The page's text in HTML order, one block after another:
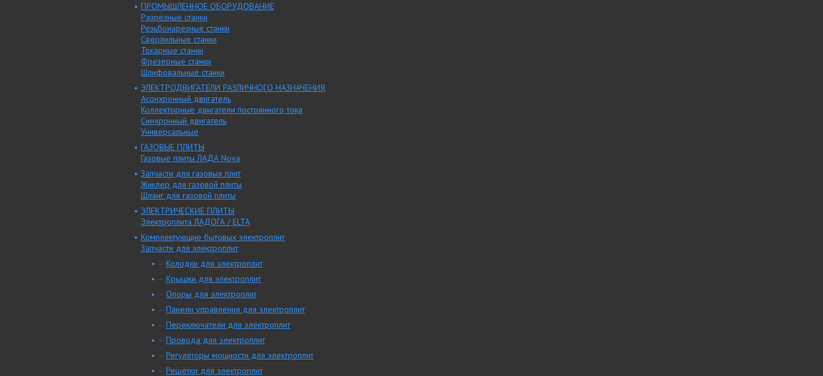
ПРОМЫШЛЕННОЕ ОБОРУДОВАНИЕ
Разрезные станки
Резьбонарезные станки
Сверлильные станки
Токарные станки
Фрезерные станки
Шлифовальные станки
ЭЛЕКТРОДВИГАТЕЛИ РАЗЛИЧНОГО НАЗНАЧЕНИЯ
Асонхронный двигатель
Коллекторные двигатели постоянного тока
Синхронный двигатель
Универсальные
ГАЗОВЫЕ ПЛИТЫ
Газовые плиты ЛАДА Nova
Запчасти для газовых плит
Жиклер для газовой плиты
Шланг для газовой плиты
ЭЛЕКТРИЧЕСКИЕ ПЛИТЫ
Электроплита ЛАДОГА / ELTA
Комплектующие бытовых электроплит
Запчасти для электроплит
– Колодки для электроплит
– Крышки для электроплит
– Опоры для электроплит
– Панели управления для электроплит
– Переключатели для электроплит
– Провода для электроплит
– Регуляторы мощности для электроплит
– Решётки для электроплит